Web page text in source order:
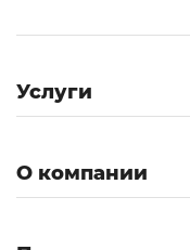
Услуги
О компании